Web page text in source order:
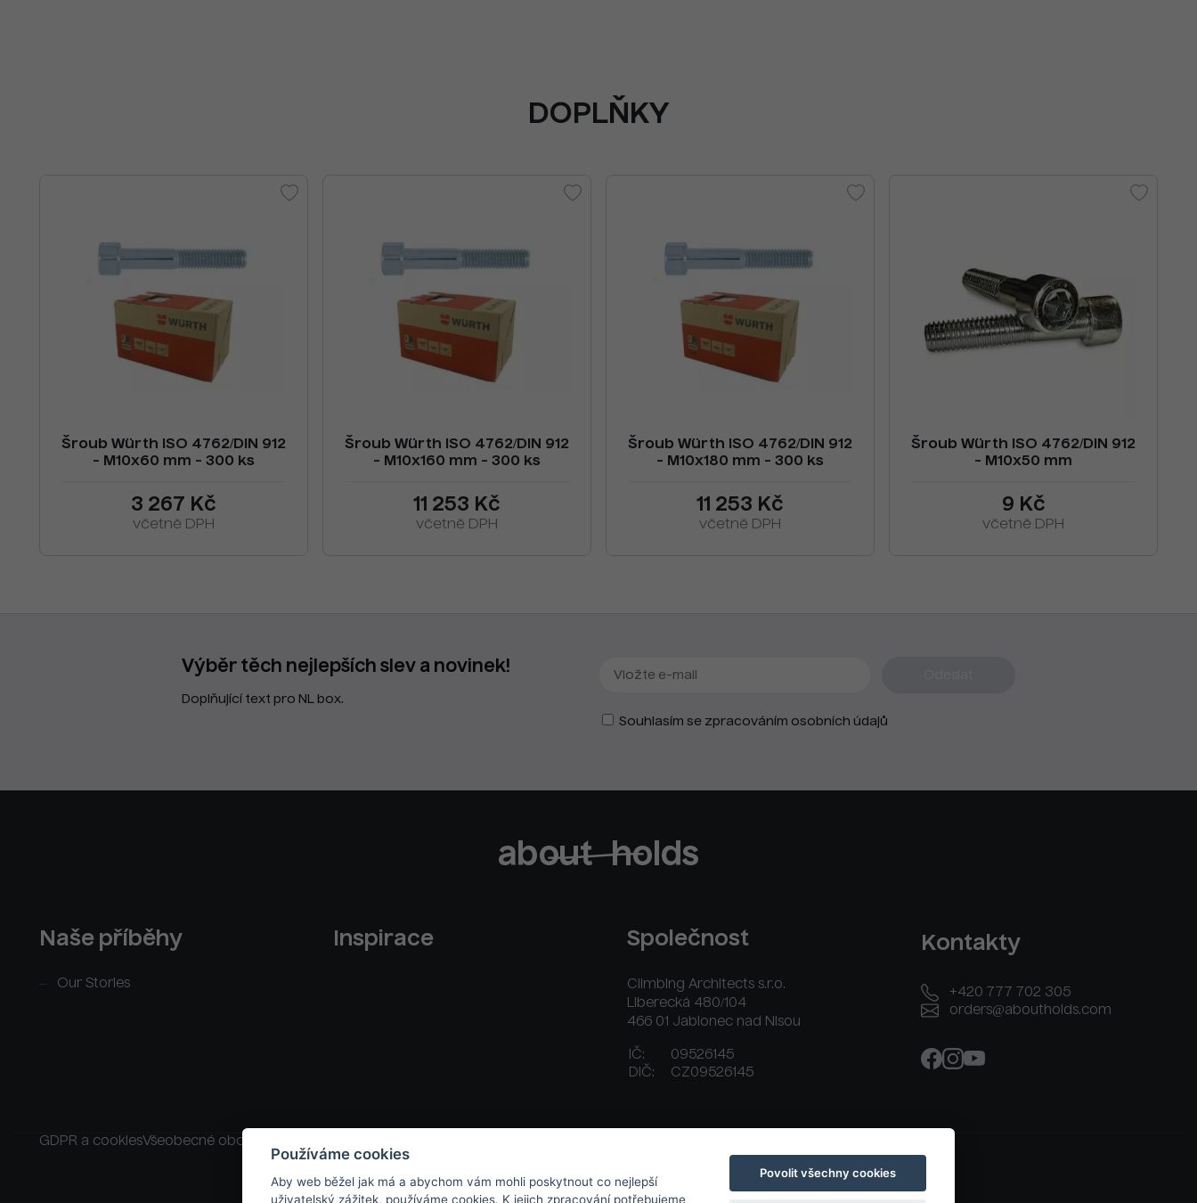
DOPLŇKY
Šroub Würth ISO 4762/DIN 912
- M10x60 mm - 300 ks
3 267 Kč
včetně DPH
Šroub Würth ISO 4762/DIN 912
- M10x160 mm - 300 ks
11 253 Kč
včetně DPH
Šroub Würth ISO 4762/DIN 912
- M10x180 mm - 300 ks
11 253 Kč
včetně DPH
Šroub Würth ISO 4762/DIN 912
- M10x50 mm
9 Kč
včetně DPH
Výběr těch nejlepších slev a novinek!
Doplňující text pro NL box.
Souhlasím se zpracováním osobních údajů
Naše příběhy
Our Stories
Inspirace Společnost
Climbing Architects s.r.o.
Liberecká 480/104
466 01 Jablonec nad Nisou
IČ:
09526145
DIČ:
CZ09526145
Kontakty
+420 777 702 305
orders@aboutholds.com
GDPR a cookiesVšeobecné obchodní podmínky
Používáme cookies
Aby web běžel jak má a abychom vám mohli poskytnout co nejlepší
uživatelský zážitek, používáme cookies. K jejich zpracování potřebujeme
Povolit všechny cookies